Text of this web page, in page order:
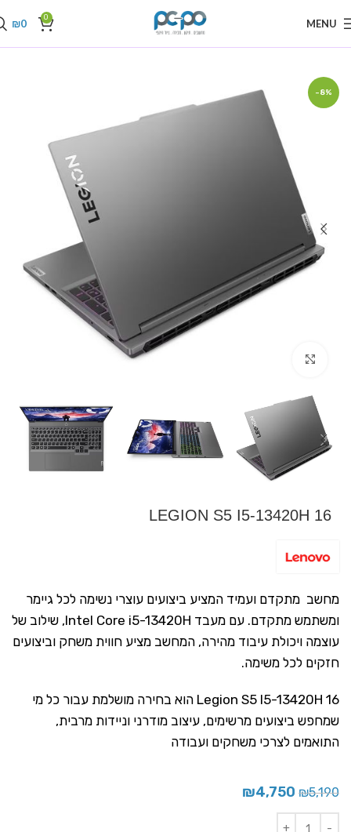
MENU
0
₪0
מחשבים ניידים לגיימינג
-8%
LEGION S5 I5-13420H 16
מחשב מתקדם ועמיד המציע ביצועים עוצרי נשימה לכל גיימר
ומשתמש מתקדם. עם מעבד Intel Core i5-13420H, שילוב של
עוצמה ויכולת עיבוד מהירה, המחשב מציע חווית משחק וביצועים
חזקים לכל משימה.
Legion S5 I5-13420H 16 הוא בחירה מושלמת עבור כל מי
שמחפש ביצועים מרשימים, עיצוב מודרני וניידות מרבית,
התואמים לצרכי משחקים ועבודה
₪5,190
₪4,750